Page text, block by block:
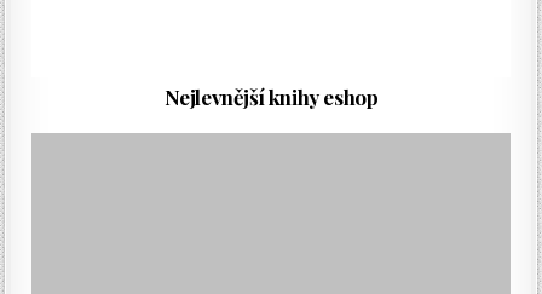
Nejlevnější knihy eshop